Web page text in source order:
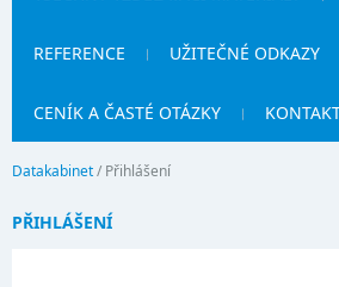
REFERENCE UŽITEČNÉ ODKAZY
CENÍK A ČASTÉ OTÁZKY
Datakabinet/ Přihlášení
PŘIHLÁŠENÍ